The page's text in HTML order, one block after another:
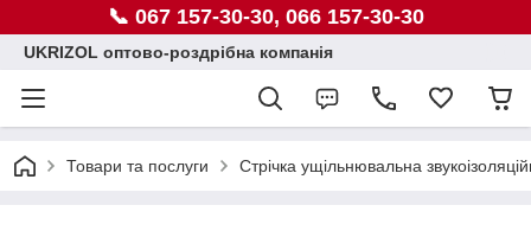
📞 067 157-30-30, 066 157-30-30
UKRIZOL оптово-роздрібна компанія
Товари та послуги Стрічка ущільнювальна